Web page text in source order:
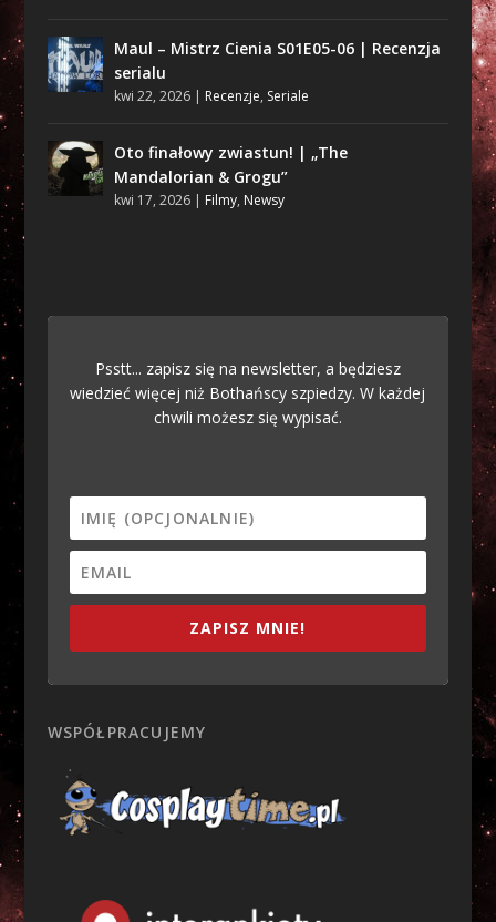
Maul – Mistrz Cienia S01E05-06 | Recenzja
serialu
kwi 22, 2026| Recenzje, Seriale
Oto finałowy zwiastun! | „The
Mandalorian & Grogu”
kwi 17, 2026| Filmy, Newsy
Psstt... zapisz się na newsletter, a będziesz
wiedzieć więcej niż Bothańscy szpiedzy. W każdej
chwili możesz się wypisać.
ZAPISZ MNIE!
WSPÓŁPRACUJEMY